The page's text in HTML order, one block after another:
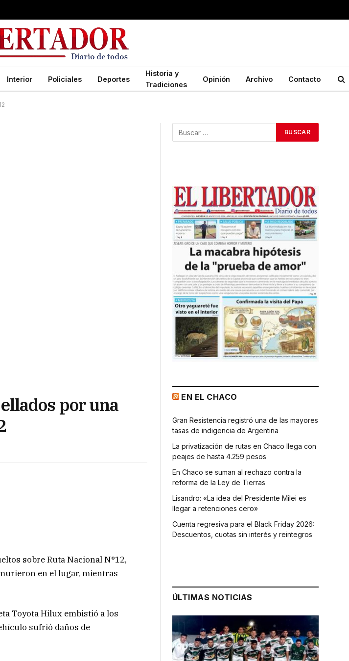
Interior Policiales Deportes
Historia y
Tradiciones
Opinión Archivo Contacto
por una
sobre Ruta Nacional N°12,
en el lugar, mientras
Toyota Hilux embistió a los
sufrió daños de
EN EL CHACO
Gran Resistencia registró una de las mayores
tasas de indigencia de Argentina
La privatización de rutas en Chaco llega con
peajes de hasta 4.259 pesos
En Chaco se suman al rechazo contra la
reforma de la Ley de Tierras
Lisandro: «La idea del Presidente Milei es
llegar a retenciones cero»
Cuenta regresiva para el Black Friday 2026:
Descuentos, cuotas sin interés y reintegros
ÚLTIMAS NOTICIAS